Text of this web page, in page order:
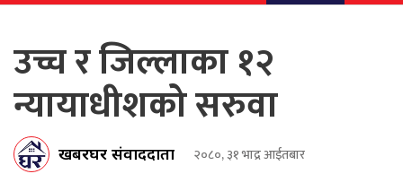
उच्च र जिल्लाका १२
न्यायाधीशको सरुवा
खबरघर संवाददाता २०८०, ३१ भाद्र आईतबार